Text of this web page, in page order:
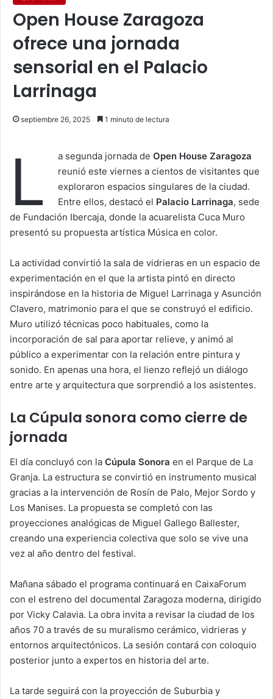
Open House Zaragoza
ofrece una jornada
sensorial en el Palacio
Larrinaga
septiembre 26, 2025 1 minuto de lectura
L a segunda jornada de Open House Zaragoza
reunió este viernes a cientos de visitantes que
exploraron espacios singulares de la ciudad.
Entre ellos, destacó el Palacio Larrinaga, sede
de Fundación Ibercaja, donde la acuarelista Cuca Muro
presentó su propuesta artística Música en color.
La actividad convirtió la sala de vidrieras en un espacio de
experimentación en el que la artista pintó en directo
inspirándose en la historia de Miguel Larrinaga y Asunción
Clavero, matrimonio para el que se construyó el edificio.
Muro utilizó técnicas poco habituales, como la
incorporación de sal para aportar relieve, y animó al
público a experimentar con la relación entre pintura y
sonido. En apenas una hora, el lienzo reflejó un diálogo
entre arte y arquitectura que sorprendió a los asistentes.
La Cúpula sonora como cierre de
jornada
El día concluyó con la Cúpula Sonora en el Parque de La
Granja. La estructura se convirtió en instrumento musical
gracias a la intervención de Rosín de Palo, Mejor Sordo y
Los Manises. La propuesta se completó con las
proyecciones analógicas de Miguel Gallego Ballester,
creando una experiencia colectiva que solo se vive una
vez al año dentro del festival.
Mañana sábado el programa continuará en CaixaForum
con el estreno del documental Zaragoza moderna, dirigido
por Vicky Calavia. La obra invita a revisar la ciudad de los
años 70 a través de su muralismo cerámico, vidrieras y
entornos arquitectónicos. La sesión contará con coloquio
posterior junto a expertos en historia del arte.
La tarde seguirá con la proyección de Suburbia y